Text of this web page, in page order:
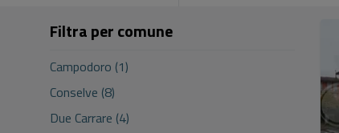
Filtra per comune
Campodoro (1)
Conselve (8)
Due Carrare (4)